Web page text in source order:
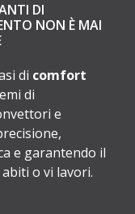
DI
NON È MAI
di comfort
di
e
e garantendo il
o vi lavori.